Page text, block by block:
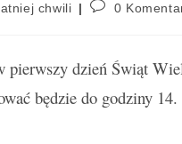
chwili 0
dzień Świąt
będzie do godziny 14.